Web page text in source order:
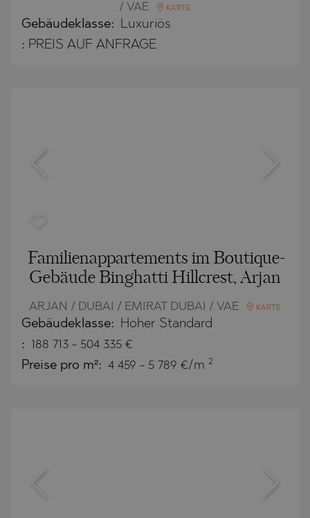
/ VAE
KARTE
Gebäudeklasse: Luxuriös
: PREIS AUF ANFRAGE
Familienappartements im Boutique-
Gebäude Binghatti Hillcrest, Arjan
ARJAN / DUBAI / EMIRAT DUBAI / VAE KARTE
Gebäudeklasse: Hoher Standard
: 188 713 - 504 335 €
Preise pro m²: 4 459 - 5 789 €/m 2